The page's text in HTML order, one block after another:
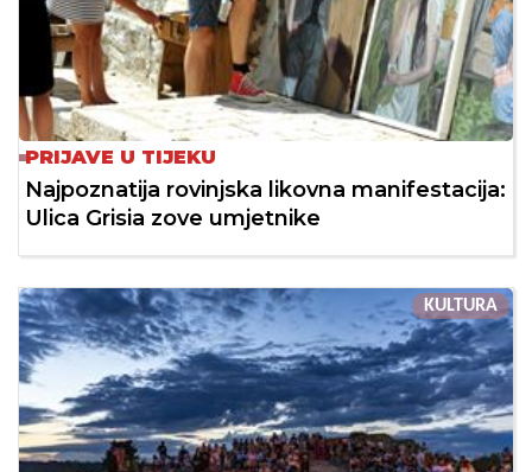
PRIJAVE U TIJEKU
Najpoznatija rovinjska likovna manifestacija:
Ulica Grisia zove umjetnike
KULTURA